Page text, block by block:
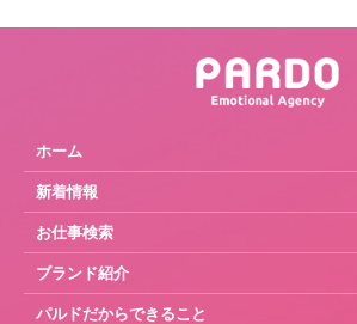
ホーム
新着情報
お仕事検索
ブランド紹介
パルドだからできること